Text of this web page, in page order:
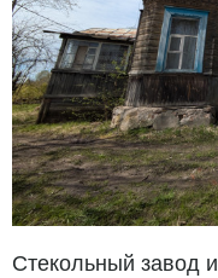
Стекольный завод